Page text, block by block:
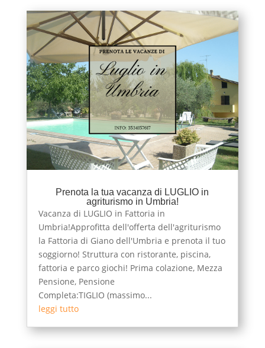
Prenota la tua vacanza di LUGLIO in
agriturismo in Umbria!
Vacanza di LUGLIO in Fattoria in
Umbria!Approfitta dell'offerta dell'agriturismo
la Fattoria di Giano dell'Umbria e prenota il tuo
soggiorno! Struttura con ristorante, piscina,
fattoria e parco giochi! Prima colazione, Mezza
Pensione, Pensione
Completa:TIGLIO (massimo...
leggi tutto